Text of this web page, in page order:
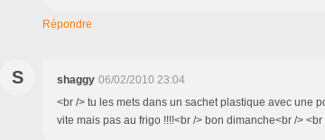
Répondre
S shaggy 06/02/2010 23:04
<br /> tu les mets dans un sachet plastique avec une
vite mais pas au frigo !!!!<br /> bon dimanche<br /> <br